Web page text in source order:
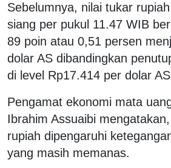
Sebelumnya, nilai tukar
siang per pukul 11.47 WIB
89 poin atau 0,51 persen
dolar AS dibandingkan
di level Rp17.414 per dolar
Pengamat ekonomi mata
Ibrahim Assuaibi
rupiah dipengaruhi
yang masih memanas.